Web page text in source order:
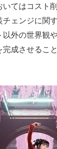
てはコスト
ェンジに関
外の世界観
成させるこ